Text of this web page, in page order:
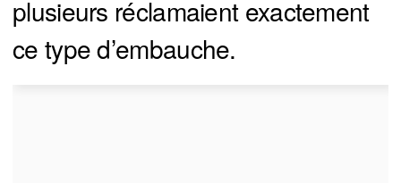
plusieurs réclamaient exactement
ce type d’embauche.